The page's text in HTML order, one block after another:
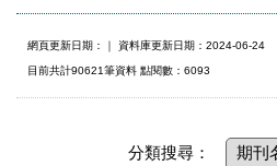
網頁更新日期： ｜ 資料庫更新日期：2024-06-24
目前共計90621筆資料 點閱數：6093
分類搜尋：